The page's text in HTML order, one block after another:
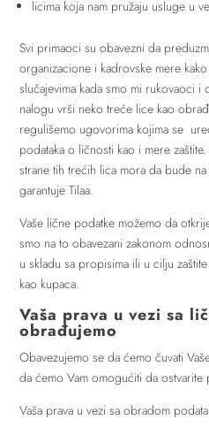
licima koja nam pružaju usluge u
Svi primaoci su obavezni da
organizacione i kadrovske mere
slučajevima kada smo mi rukovaoci i
nalogu vrši neko treće lice kao
regulišemo ugovorima kojima se
podataka o ličnosti kao i mere
strane tih trećih lica mora da bude
garantuje Tilaa.
Vaše lične podatke možemo da
smo na to obavezani zakonom
u skladu sa propisima ili u cilju
kao kupaca.
Vaša prava u vezi sa
obrađujemo
Obavezujemo se da ćemo čuvati
da ćemo Vam omogućiti da ostvarite
Vaša prava u vezi sa obradom